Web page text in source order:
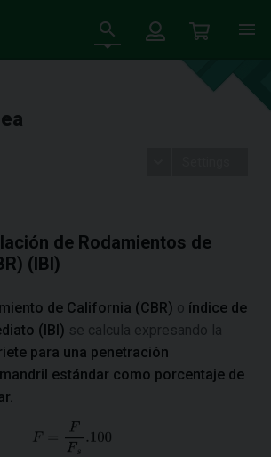
de Rodamientos de
(IBI)
de California (CBR) o índice de
(IBI) se calcula expresando la
para una penetración
estándar como porcentaje de